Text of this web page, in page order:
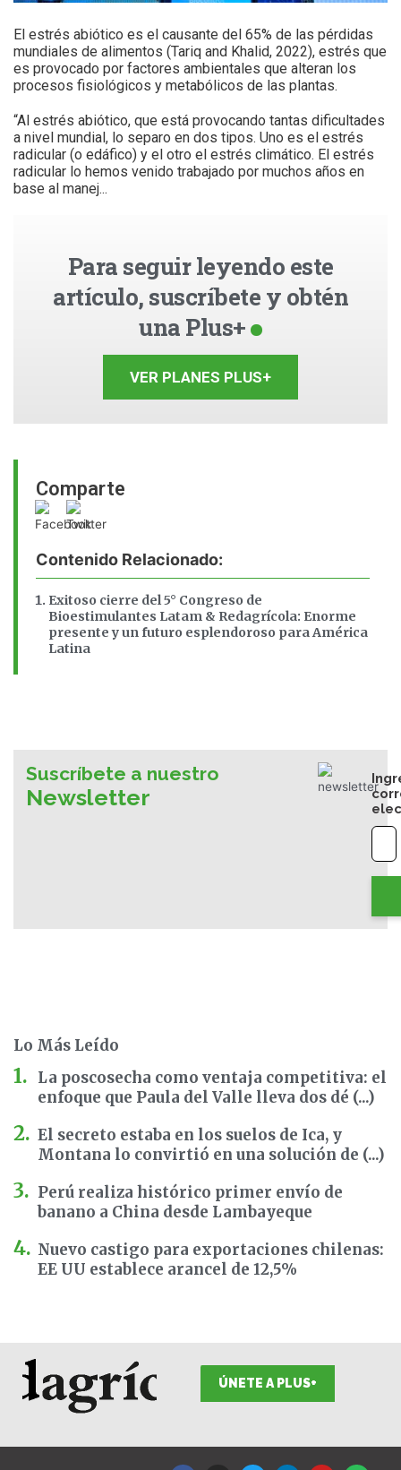
Comparte
Contenido Relacionado:
Exitoso cierre del 5° Congreso de
Bioestimulantes Latam & Redagrícola: Enorme
presente y un futuro esplendoroso para América
Latina
El estrés abiótico es el causante del 65% de las pérdidas
mundiales de alimentos (Tariq and Khalid, 2022), estrés que
es provocado por factores ambientales que alteran los
procesos fisiológicos y metabólicos de las plantas.
“Al estrés abiótico, que está provocando tantas dificultades
a nivel mundial, lo separo en dos tipos. Uno es el estrés
radicular (o edáfico) y el otro el estrés climático. El estrés
radicular lo hemos venido trabajado por muchos años en
base al manej...
Para seguir leyendo este
artículo, suscríbete y obtén
una Plus+
VER PLANES PLUS+
Suscríbete a nuestro
Newsletter
Lo Más Leído
La poscosecha como ventaja competitiva: el
enfoque que Paula del Valle lleva dos dé (...)
El secreto estaba en los suelos de Ica, y
Montana lo convirtió en una solución de (...)
Perú realiza histórico primer envío de
banano a China desde Lambayeque
Nuevo castigo para exportaciones chilenas:
EE UU establece arancel de 12,5%
ÚNETE A PLUS+